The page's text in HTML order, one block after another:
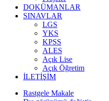
DOKÜMANLAR
SINAVLAR
LGS
YKS
KPSS
ALES
Açık Lise
Açık Öğretim
İLETIŞIM
Rastgele Makale